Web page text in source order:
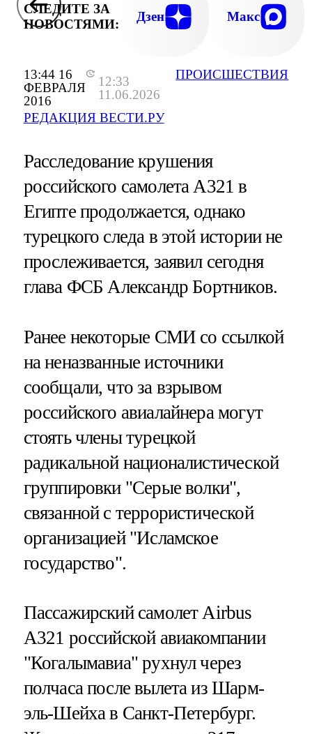
13:44 16
ФЕВРАЛЯ
2016
12:33
11.06.2026
РЕДАКЦИЯ ВЕСТИ.РУ
ПРОИСШЕСТВИЯ
СЛЕДИТЕ ЗА
НОВОСТЯМИ:
Дзен Макс
Расследование крушения
российского самолета А321 в
Египте продолжается, однако
турецкого следа в этой истории не
прослеживается, заявил сегодня
глава ФСБ Александр Бортников.
Ранее некоторые СМИ со ссылкой
на неназванные источники
сообщали, что за взрывом
российского авиалайнера могут
стоять члены турецкой
радикальной националистической
группировки "Серые волки",
связанной с террористической
организацией "Исламское
государство".
Пассажирский самолет Airbus
A321 российской авиакомпании
"Когалымавиа" рухнул через
полчаса после вылета из Шарм-
эль-Шейха в Санкт-Петербург.